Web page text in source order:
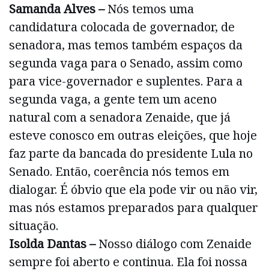
Samanda Alves –Nós temos uma
candidatura colocada de governador, de
senadora, mas temos também espaços da
segunda vaga para o Senado, assim como
para vice-governador e suplentes. Para a
segunda vaga, a gente tem um aceno
natural com a senadora Zenaide, que já
esteve conosco em outras eleições, que hoje
faz parte da bancada do presidente Lula no
Senado. Então, coerência nós temos em
dialogar. É óbvio que ela pode vir ou não vir,
mas nós estamos preparados para qualquer
situação.
Isolda Dantas –Nosso diálogo com Zenaide
sempre foi aberto e continua. Ela foi nossa